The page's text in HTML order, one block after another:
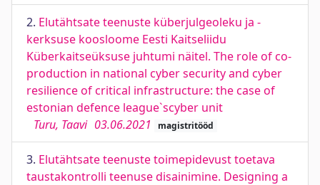
2. Elutähtsate teenuste küberjulgeoleku ja -
kerksuse koosloome Eesti Kaitseliidu
Küberkaitseüksuse juhtumi näitel. The role of co-
production in national cyber security and cyber
resilience of critical infrastructure: the case of
estonian defence league`scyber unit
Turu, Taavi 03.06.2021 magistritööd
3. Elutähtsate teenuste toimepidevust toetava
taustakontrolli teenuse disainimine. Designing a